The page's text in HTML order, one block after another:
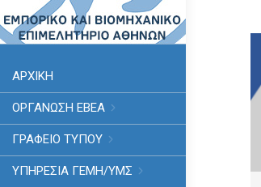
ΑΡΧΙΚΗ
ΟΡΓΑΝΩΣΗ ΕΒΕΑ
ΓΡΑΦΕΙΟ ΤΥΠΟΥ
ΥΠΗΡΕΣΊΑ ΓΕΜΗ/ΥΜΣ